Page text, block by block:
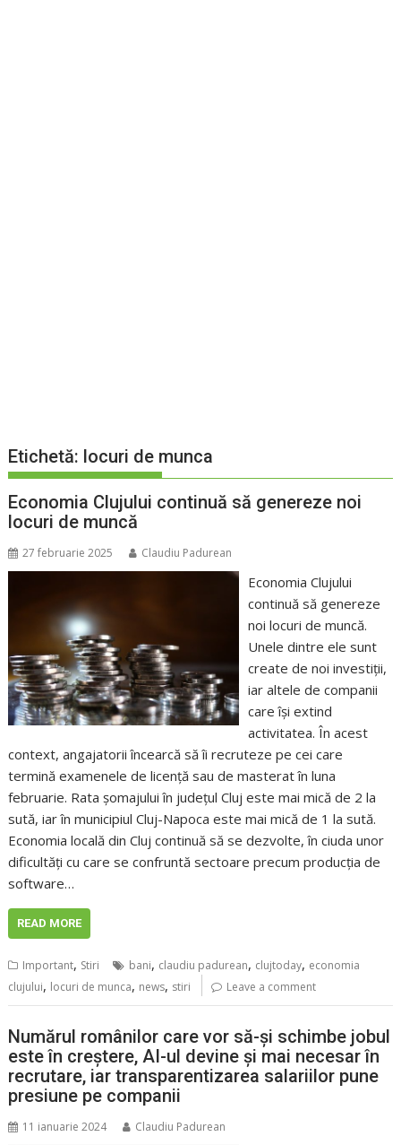
Etichetă: locuri de munca
Economia Clujului continuă să genereze noi
locuri de muncă
27 februarie 2025 Claudiu Padurean
Economia Clujului
continuă să genereze
noi locuri de muncă.
Unele dintre ele sunt
create de noi investiții,
iar altele de companii
care își extind
activitatea. În acest
context, angajatorii încearcă să îi recruteze pe cei care
termină examenele de licență sau de masterat în luna
februarie. Rata șomajului în județul Cluj este mai mică de 2 la
sută, iar în municipiul Cluj-Napoca este mai mică de 1 la sută.
Economia locală din Cluj continuă să se dezvolte, în ciuda unor
dificultăți cu care se confruntă sectoare precum producția de
software…
READ MORE
Important, Stiri bani, claudiu padurean, clujtoday, economia
clujului, locuri de munca, news, stiri Leave a comment
Numărul românilor care vor să-și schimbe jobul
este în creștere, AI-ul devine și mai necesar în
recrutare, iar transparentizarea salariilor pune
presiune pe companii
11 ianuarie 2024 Claudiu Padurean